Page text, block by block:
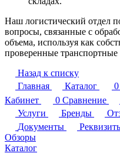
Наш логистический отдел
вопросы, связанные с
объема, используя как
проверенные
Назад к списку
Главная
Каталог 0
Кабинет
0 Сравнение
Услуги
Бренды
Документы
Обзоры
Каталог